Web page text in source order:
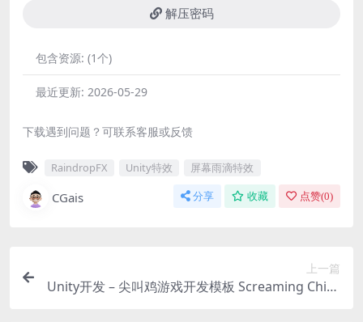
解压密码
包含资源: (1个)
最近更新: 2026-05-29
下载遇到问题？可联系客服或反馈
RaindropFX Unity特效 屏幕雨滴特效
CGais 分享 收藏 点赞(0)
上一篇
Unity开发 – 尖叫鸡游戏开发模板 Screaming Chick